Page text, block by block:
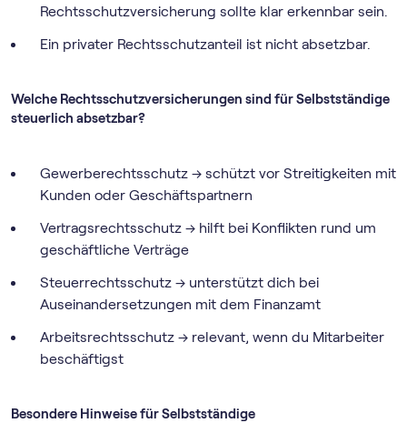
Rechtsschutzversicherung sollte klar erkennbar sein.
Ein privater Rechtsschutzanteil ist nicht absetzbar.
Welche Rechtsschutzversicherungen sind für Selbstständige
steuerlich absetzbar?
Gewerberechtsschutz → schützt vor Streitigkeiten mit
Kunden oder Geschäftspartnern
Vertragsrechtsschutz → hilft bei Konflikten rund um
geschäftliche Verträge
Steuerrechtsschutz → unterstützt dich bei
Auseinandersetzungen mit dem Finanzamt
Arbeitsrechtsschutz → relevant, wenn du Mitarbeiter
beschäftigst
Besondere Hinweise für Selbstständige